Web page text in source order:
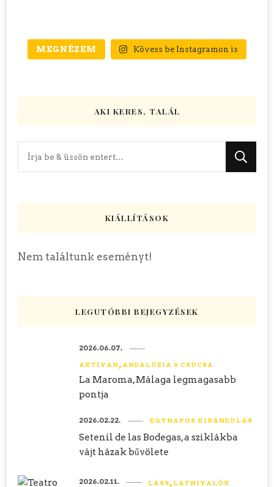
MEGNÉZEM Kövess be Instagramon is
AKI KERES, TALÁL
Keres
KIÁLLÍTÁSOK
Nem találtunk eseményt!
LEGUTÓBBI BEJEGYZÉSEK
AKTÍVAN ANDALÚZIA 8 CSÚCSA
La Maroma, Málaga legmagasabb
pontja
2026.06.07.
EGYNAPOS KIRÁNDULÁS
Setenil de las Bodegas, a sziklákba
vájt házak bűvölete
2026.02.22.
LÁSS LÁTNIVALÓK
2026.02.11.